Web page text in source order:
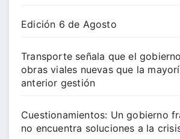
Edición 6 de Agosto
Transporte señala que el
obras viales nuevas que la
anterior gestión
Cuestionamientos: Un gobierno
no encuentra soluciones a la